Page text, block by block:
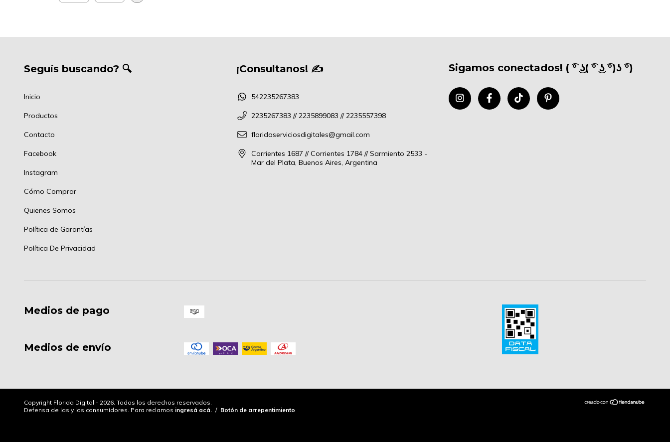
Seguís buscando? 🔍
Inicio
Productos
Contacto
Facebook
Instagram
Cómo Comprar
Quienes Somos
Política de Garantías
Política De Privacidad
¡Consultanos! ✍
542235267383
2235267383 // 2235899083 // 2235557398
floridaserviciosdigitales@gmail.com
Corrientes 1687 // Corrientes 1784 // Sarmiento 2533 -
Mar del Plata, Buenos Aires, Argentina
Sigamos conectados! ( ͡° ͜ʖ( ͡° ͜ʖ ͡°)ʖ ͡°)
Medios de pago
Medios de envío
Copyright Florida Digital - 2026. Todos los derechos reservados.
Defensa de las y los consumidores. Para reclamos ingresá acá. / Botón de arrepentimiento